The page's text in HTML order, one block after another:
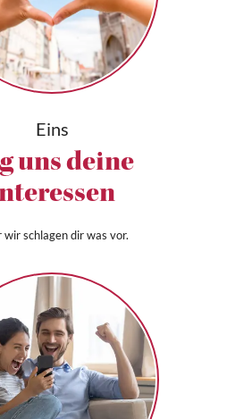
Eins
uns deine
wir schlagen dir was vor.